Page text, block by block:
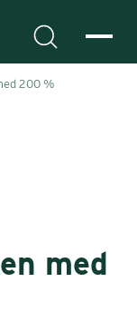
200 %
med